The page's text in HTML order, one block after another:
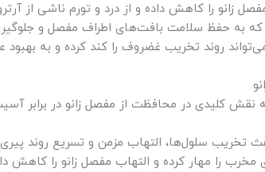
زانو را کاهش داده و از درد و تورم ناشی از
که به حفظ سلامت بافت‌های اطراف مفصل و
روند تخریب غضروف را کند کرده و به بهبود
کلیدی در محافظت از مفصل زانو در برابر
تخریب سلول‌ها، التهاب مزمن و تسریع روند
مخرب را مهار کرده و التهاب مفصل زانو را کاهش